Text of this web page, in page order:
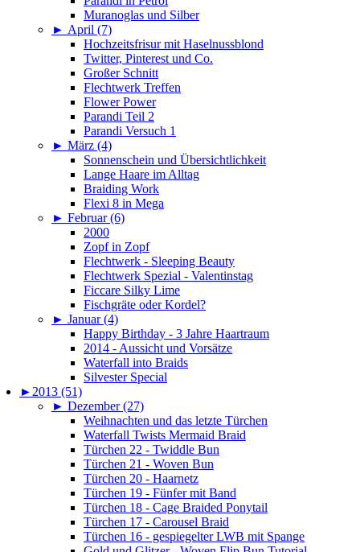
Muranoglas und Silber
► April (7)
Hochzeitsfrisur mit Haselnussblond
Twitter, Pinterest und Co.
Großer Schnitt
Flechtwerk Treffen
Flower Power
Parandi Teil 2
Parandi Versuch 1
► März (4)
Sonnenschein und Übersichtlichkeit
Lange Haare im Alltag
Braiding Work
Flexi 8 in Mega
► Februar (6)
2000
Zopf in Zopf
Flechtwerk - Sleeping Beauty
Flechtwerk Spezial - Valentinstag
Ficcare Silky Lime
Fischgräte oder Kordel?
► Januar (4)
Happy Birthday - 3 Jahre Haartraum
2014 - Aussicht und Vorsätze
Waterfall into Braids
Silvester Special
► 2013 (51)
► Dezember (27)
Weihnachten und das letzte Türchen
Waterfall Twists Mermaid Braid
Türchen 22 - Twiddle Bun
Türchen 21 - Woven Bun
Türchen 20 - Haarnetz
Türchen 19 - Fünfer mit Band
Türchen 18 - Cage Braided Ponytail
Türchen 17 - Carousel Braid
Türchen 16 - gespiegelter LWB mit Spange